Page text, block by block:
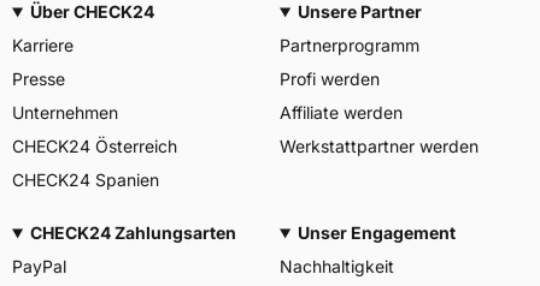
Über CHECK24
Karriere
Presse
Unternehmen
CHECK24 Österreich
CHECK24 Spanien
Unsere Partner
Partnerprogramm
Profi werden
Affiliate werden
Werkstattpartner werden
CHECK24 Zahlungsarten
PayPal
Unser Engagement
Nachhaltigkeit